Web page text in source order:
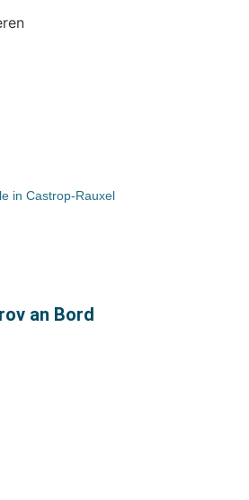
in Castrop-Rauxel
an Bord